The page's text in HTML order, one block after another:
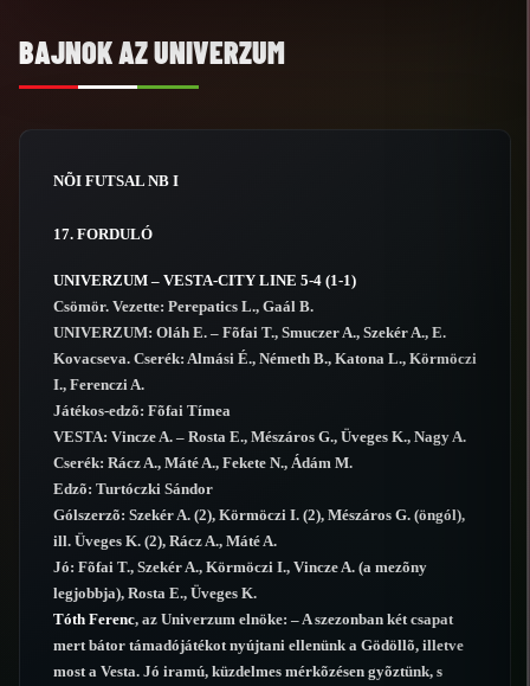
BAJNOK AZ UNIVERZUM
NÕI FUTSAL NB I
17. FORDULÓ
UNIVERZUM – VESTA-CITY LINE 5-4 (1-1)
Csömör. Vezette: Perepatics L., Gaál B.
UNIVERZUM: Oláh E. – Fõfai T., Smuczer A., Szekér A., E.
Kovacseva. Cserék: Almási É., Németh B., Katona L., Körmöczi
I., Ferenczi A.
Játékos-edzõ: Fõfai Tímea
VESTA: Vincze A. – Rosta E., Mészáros G., Üveges K., Nagy A.
Cserék: Rácz A., Máté A., Fekete N., Ádám M.
Edzõ: Turtóczki Sándor
Gólszerzõ: Szekér A. (2), Körmöczi I. (2), Mészáros G. (öngól),
ill. Üveges K. (2), Rácz A., Máté A.
Jó: Fõfai T., Szekér A., Körmöczi I., Vincze A. (a mezõny
legjobbja), Rosta E., Üveges K.
Tóth Ferenc, az Univerzum elnöke: – A szezonban két csapat
mert bátor támadójátékot nyújtani ellenünk a Gödöllõ, illetve
most a Vesta. Jó iramú, küzdelmes mérkõzésen gyõztünk, s